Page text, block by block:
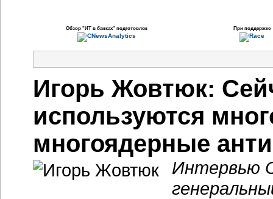
Обзор "ИТ в банках"подготовлен При поддержке
Игорь Жовтюк:
используются
многоядерные
Интервью